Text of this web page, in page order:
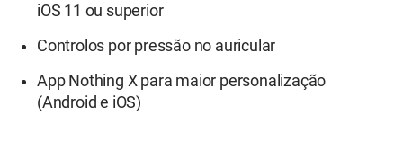
iOS 11 ou superior
Controlos por pressão no auricular
App Nothing X para maior personalização
(Android e iOS)